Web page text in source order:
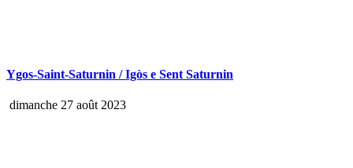
Ygos-Saint-Saturnin / Igòs e Sent Saturnin
dimanche 27 août 2023